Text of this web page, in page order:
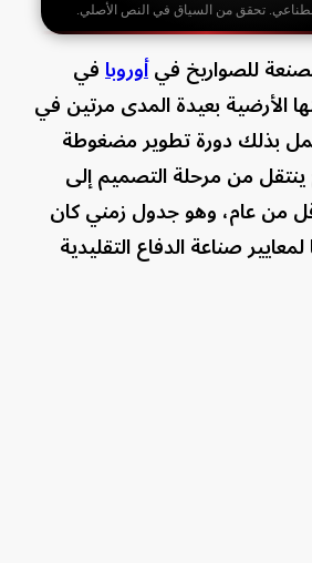
تحقق من السياق في النص الأصلي.
للصواريخ فيأوروبافي
الأرضية بعيدة المدى مرتين في
لتكمل بذلك دورة تطوير مضغوطة
ينتقل من مرحلة التصميم إلى
من عام، وهو جدول زمني كان
صناعة الدفاع التقليدية